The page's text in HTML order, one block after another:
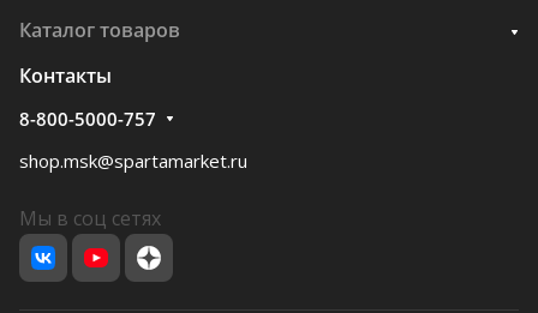
Каталог товаров
Контакты
8-800-5000-757
shop.msk@spartamarket.ru
Мы в соц сетях